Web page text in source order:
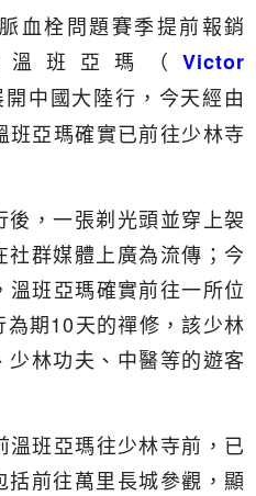
血栓問題賽季提前報銷
溫班亞瑪（Victor
中國大陸行，今天經由
亞瑪確實已前往少林寺
，一張剃光頭並穿上袈
群媒體上廣為流傳；今
班亞瑪確實前往一所位
期10天的禪修，該少林
林功夫、中醫等的遊客
班亞瑪往少林寺前，已
前往萬里長城參觀，顯